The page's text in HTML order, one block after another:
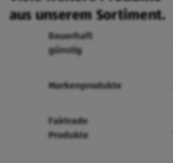
aus unserem Sortiment.
Dauerhaft
günstig
Markenprodukte
Fairtrade
Produkte